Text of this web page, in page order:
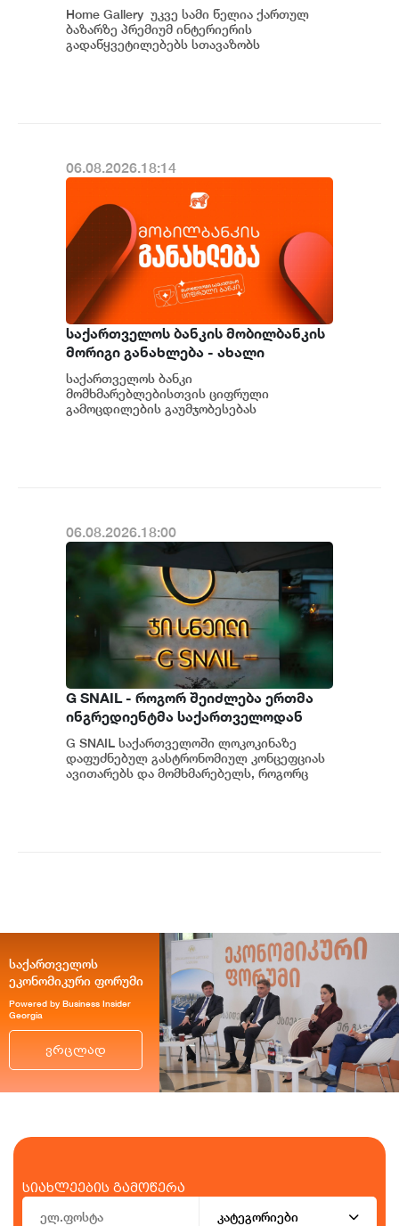
საქართველოში
Home Gallery უკვე სამი წელია ქართულ
ბაზარზე პრემიუმ ინტერიერის
გადაწყვეტილებებს სთავაზობს
06.08.2026.18:14
საქართველოს ბანკის მობილბანკის
მორიგი განახლება - ახალი
შესაძლებლობები
მომხმარებლებისთვის
საქართველოს ბანკი
მომხმარებლებისთვის ციფრული
გამოცდილების გაუმჯობესებას
06.08.2026.18:00
G SNAIL - როგორ შეიძლება ერთმა
ინგრედიენტმა საქართველოდან
საერთაშორისო კულინარიულ
კონცეფციას ჩაუყაროს საფუძველი
G SNAIL საქართველოში ლოკოკინაზე
დაფუძნებულ გასტრონომიულ კონცეფციას
ავითარებს და მომხმარებელს, როგორც
საქართველოს
ეკონომიკური ფორუმი
Powered by Business Insider
Georgia
ვრცლად
სიახლეების გამოწერა
კატეგორიები